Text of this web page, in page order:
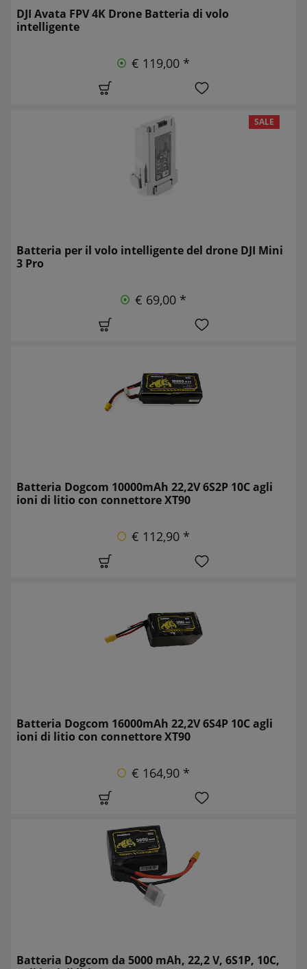
DJI Avata FPV 4K Drone Batteria di volo
intelligente
€ 119,00 *
SALE
Batteria per il volo intelligente del drone DJI Mini
3 Pro
€ 69,00 *
Batteria Dogcom 10000mAh 22,2V 6S2P 10C agli
ioni di litio con connettore XT90
€ 112,90 *
Batteria Dogcom 16000mAh 22,2V 6S4P 10C agli
ioni di litio con connettore XT90
€ 164,90 *
Batteria Dogcom da 5000 mAh, 22,2 V, 6S1P, 10C,